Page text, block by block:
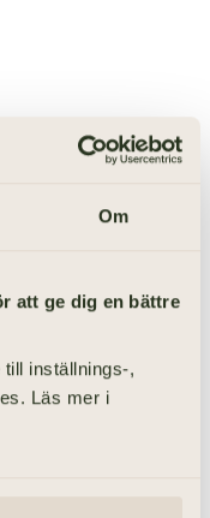
Om
att ge dig en bättre
inställnings-,
Läs mer i